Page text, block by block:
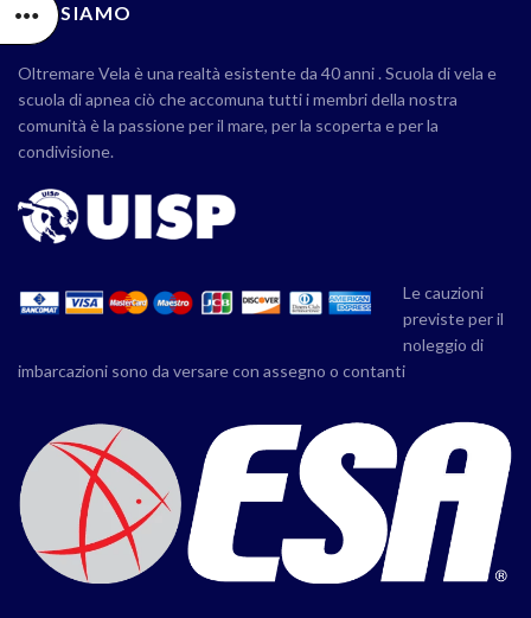
CHI SIAMO
Oltremare Vela è una realtà esistente da 40 anni . Scuola di vela e
scuola di apnea ciò che accomuna tutti i membri della nostra
comunità è la passione per il mare, per la scoperta e per la
condivisione.
Le cauzioni
previste per il
noleggio di
imbarcazioni sono da versare con assegno o contanti